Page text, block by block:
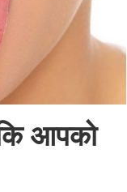
आपको